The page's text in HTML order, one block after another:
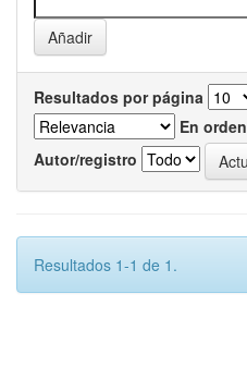
Resultados por página
En orden
Autor/registro
Resultados 1-1 de 1.